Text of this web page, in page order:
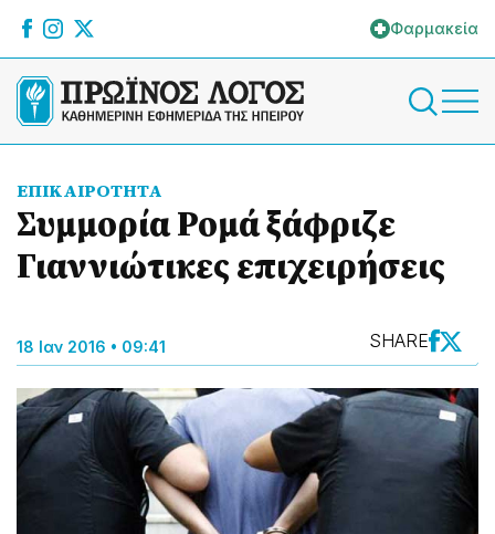
Φαρμακεία
ΕΠΙΚΑΙΡΟΤΗΤΑ
Συμμορία Ρομά ξάφριζε
Γιαννιώτικες επιχειρήσεις
18 Ιαν 2016 • 09:41 SHARE